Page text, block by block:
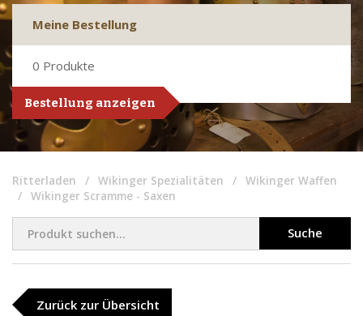
Meine Bestellung
0 Produkte
Bestellung anzeigen
Ritterladen Wikinger Spezialitäten
Wikinger Waffen
Wikinger Scramme - Saxen
Suche
Zurück zur Übersicht